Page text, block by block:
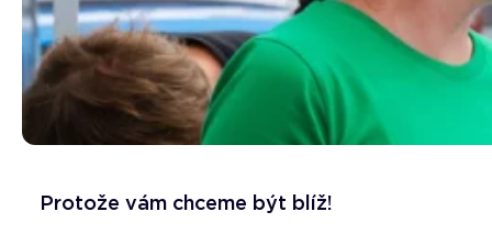
Protože vám chceme být blíž!